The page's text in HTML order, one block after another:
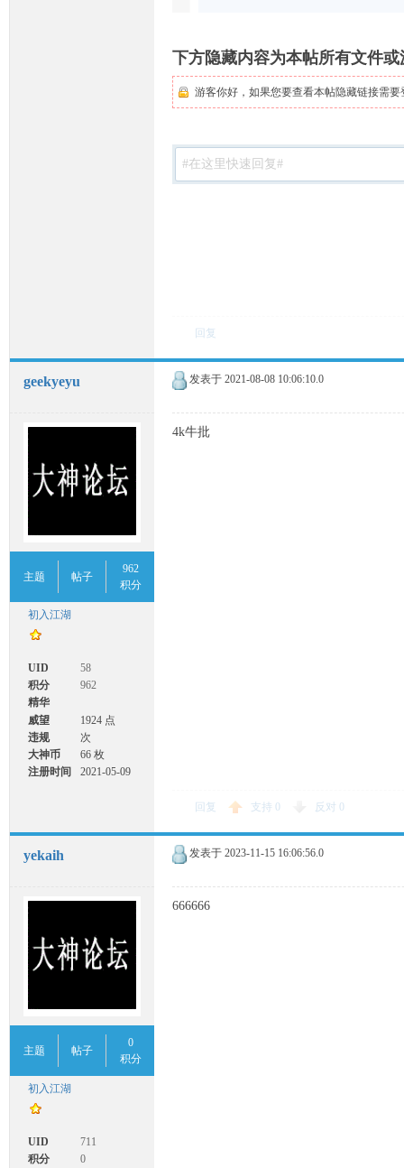
下方隐藏内容为本帖所有文件
游客你好，如果您要查看本帖隐藏链接需
回复
geekyeyu
主题 帖子
962
积分
初入江湖
UID
58
积分
962
精华
威望
1924 点
违规
次
大神币
66 枚
注册时间
2021-05-09
发表于 2021-08-08 10:06:10.0
4k牛批
回复 支持 0 反对 0
yekaih
主题 帖子
0
积分
初入江湖
UID
711
积分
0
发表于 2023-11-15 16:06:56.0
666666